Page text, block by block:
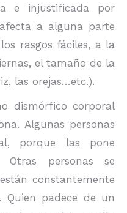
e injustificada por
a alguna parte
rasgos fáciles, a la
el tamaño de la
las orejas…etc.).
dismórfico corporal
Algunas personas
porque las pone
Otras personas se
constantemente
Quien padece de un